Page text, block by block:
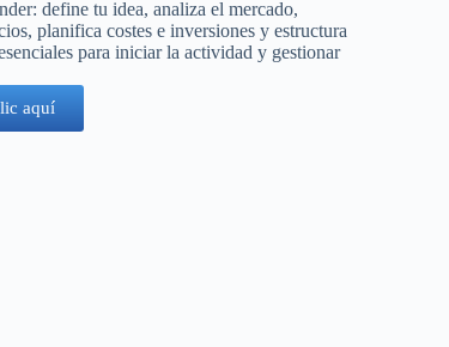
define tu idea, analiza el mercado,
planifica costes e inversiones y estructura
para iniciar la actividad y gestionar
aquí